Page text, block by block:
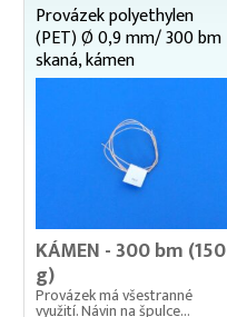
Provázek polyethylen
(PET) Ø 0,9 mm/ 300 bm
skaná, kámen
KÁMEN - 300 bm (150
g)
Provázek má všestranné
využití. Návin na špulce...